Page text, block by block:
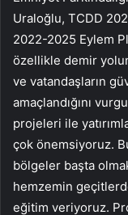
Uraloğlu, TCDD
2022-2025 Eylem
özellikle demir
ve vatandaşların
amaçlandığını
projeleri ile
çok önemsiyoruz.
bölgeler başta
hemzemin
eğitim veriyoruz.